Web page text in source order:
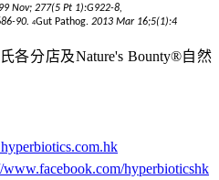
Nov; 277(5 Pt 1):G922-8,
90. 4Gut Pathog. 2013 Mar 16;5(1):4
各分店及Nature's Bounty®自然
www.facebook.com/hyperbioticshk